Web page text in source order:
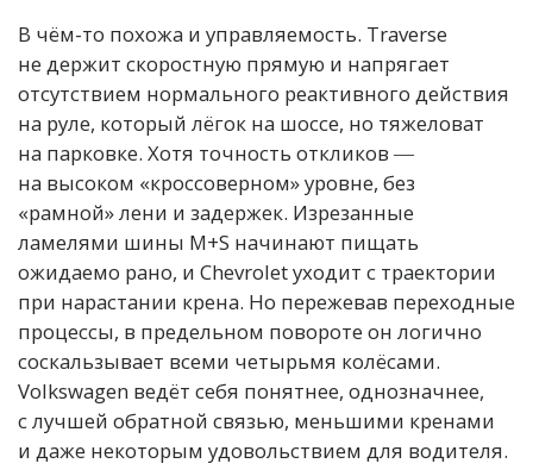
В чём-то похожа и управляемость. Traverse
не держит скоростную прямую и напрягает
отсутствием нормального реактивного действия
на руле, который лёгок на шоссе, но тяжеловат
на парковке. Хотя точность откликов ―
на высоком «кроссоверном» уровне, без
«рамной» лени и задержек. Изрезанные
ламелями шины M+S начинают пищать
ожидаемо рано, и Chevrolet уходит с траектории
при нарастании крена. Но пережевав переходные
процессы, в предельном повороте он логично
соскальзывает всеми четырьмя колёсами.
Volkswagen ведёт себя понятнее, однозначнее,
с лучшей обратной связью, меньшими кренами
и даже некоторым удовольствием для водителя.